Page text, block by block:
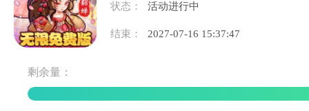
状态：
活动进行中
结束： 2027-07-16 15:37:47
剩余量：